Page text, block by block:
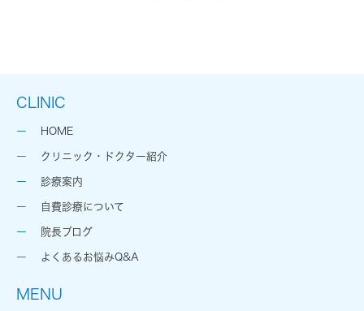
CLINIC
HOME
クリニック・ドクター紹介
診療案内
自費診療について
院長ブログ
よくあるお悩みQ&A
MENU